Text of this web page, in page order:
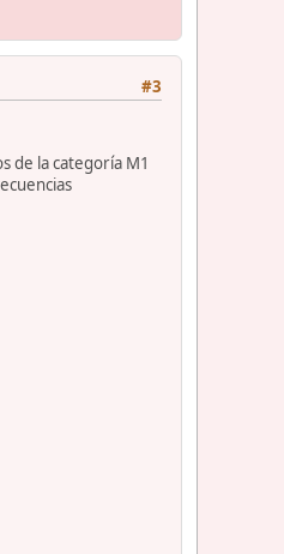
#3
de la categoría M1